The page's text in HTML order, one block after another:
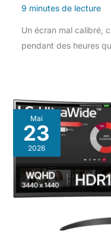
9 minutes de lecture
Un écran mal calibré,
pendant des heures
Mai
23
2026